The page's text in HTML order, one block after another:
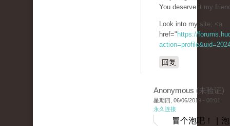
You deserve it my
Look into my site; <a
href=" https://
回复
Anonymous (未验证)
星期四, 06/06/2019 - 00:01
永久连接
冒个泡吧！ |